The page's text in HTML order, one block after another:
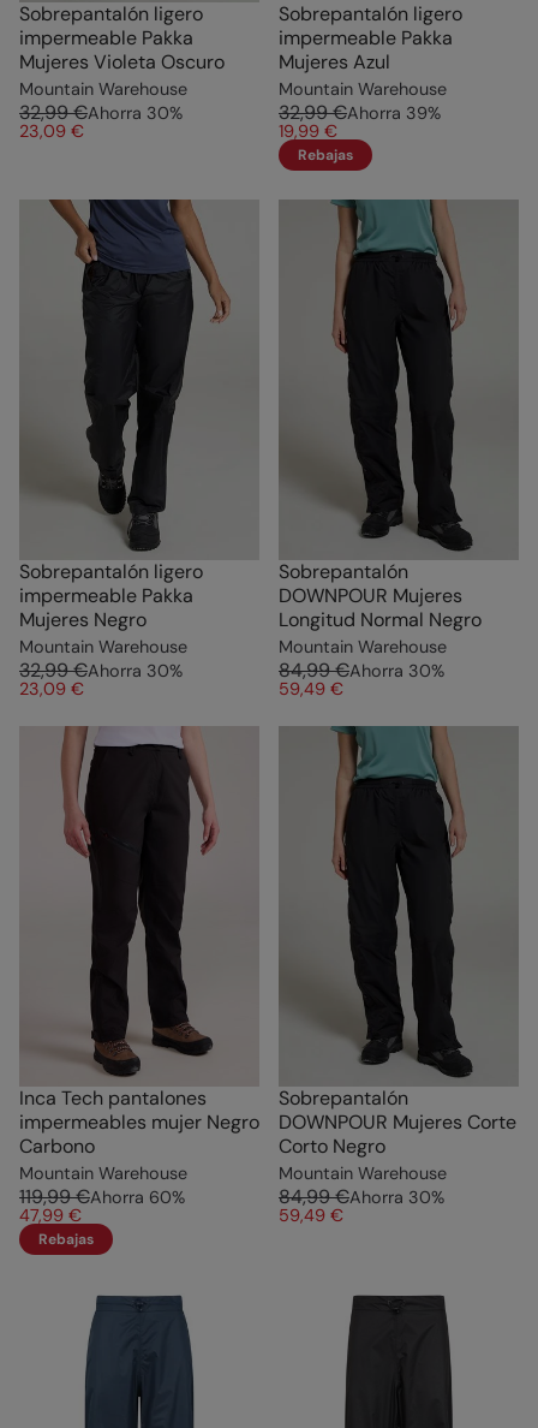
Sobrepantalón ligero
impermeable Pakka
Mujeres Violeta Oscuro
Mountain Warehouse
32,99 €Ahorra 30%
23,09 €
Sobrepantalón ligero
impermeable Pakka
Mujeres Azul
Mountain Warehouse
32,99 €Ahorra 39%
19,99 €
Rebajas
Sobrepantalón ligero
impermeable Pakka
Mujeres Negro
Mountain Warehouse
32,99 €Ahorra 30%
23,09 €
Sobrepantalón
DOWNPOUR Mujeres
Longitud Normal Negro
Mountain Warehouse
84,99 €Ahorra 30%
59,49 €
Inca Tech pantalones
impermeables mujer Negro
Carbono
Mountain Warehouse
119,99 €Ahorra 60%
47,99 €
Rebajas
Sobrepantalón
DOWNPOUR Mujeres Corte
Corto Negro
Mountain Warehouse
84,99 €Ahorra 30%
59,49 €